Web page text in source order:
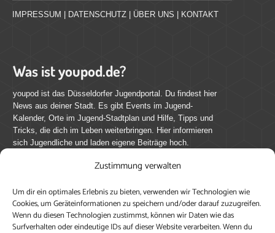
Zustimmung verwalten
Um dir ein optimales Erlebnis zu bieten, verwenden wir Technologien wie
Cookies, um Geräteinformationen zu speichern und/oder darauf zuzugreifen.
Wenn du diesen Technologien zustimmst, können wir Daten wie das
Surfverhalten oder eindeutige IDs auf dieser Website verarbeiten. Wenn du
IMPRESSUM DATENSCHUTZ ÜBER UNS KONTAKT
Was ist youpod.de?
youpod ist das Düsseldorfer Jugendportal. Du findest hier
News aus deiner Stadt. Es gibt Events im Jugend-
Kalender, Orte im Jugend-Stadtplan und Hilfe, Tipps und
Tricks, die dich im Leben weiterbringen. Hier informieren
sich Jugendliche und laden eigene Beiträge hoch.
youpod.de lebt von Menschen wie dir. Sammel
journalistische Erfahrung, teile deine Perspektive und
veröffentliche deine Beiträge auf youpod.de.Du musst